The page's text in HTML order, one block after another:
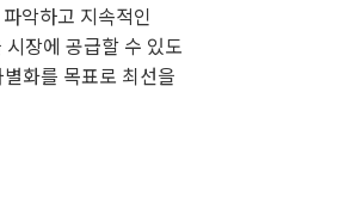
악하고 지속적인
장에 공급할 수 있도
화를 목표로 최선을